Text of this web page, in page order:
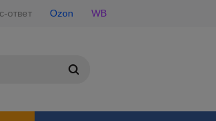
ответ Ozon WB